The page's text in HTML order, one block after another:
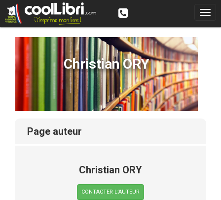
Christian ORY
page auteur
Christian ORY
CONTACTER L’AUTEUR